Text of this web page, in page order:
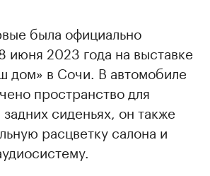
была официально
июня 2023 года на выставке
дом» в Сочи. В автомобиле
пространство для
сиденьях, он также
расцветку салона и